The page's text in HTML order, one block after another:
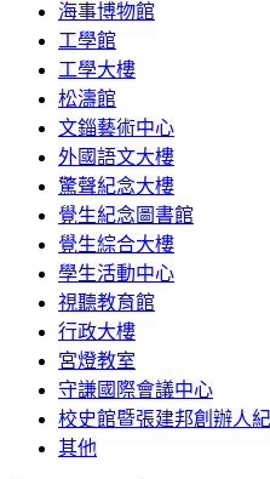
海事博物館
工學館
工學大樓
松濤館
文錙藝術中心
外國語文大樓
驚聲紀念大樓
覺生紀念圖書館
覺生綜合大樓
學生活動中心
視聽教育館
行政大樓
宮燈教室
守謙國際會議中心
校史館暨張建邦創辦人
其他